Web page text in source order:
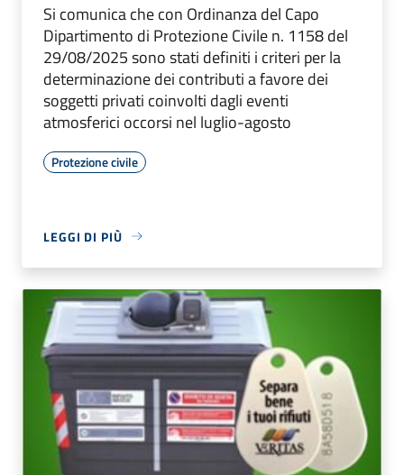
Si comunica che con Ordinanza del Capo
Dipartimento di Protezione Civile n. 1158 del
29/08/2025 sono stati definiti i criteri per la
determinazione dei contributi a favore dei
soggetti privati coinvolti dagli eventi
atmosferici occorsi nel luglio-agosto
Protezione civile
LEGGI DI PIÙ